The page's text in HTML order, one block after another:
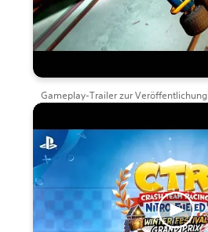
Gameplay-Trailer zur Veröffentlichung